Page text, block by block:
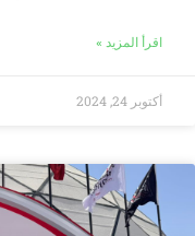
اقرأ المزيد »
أكتوبر 24, 2024